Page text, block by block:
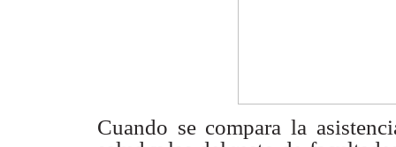
Cuando se compara la